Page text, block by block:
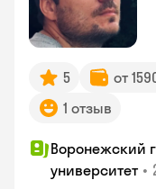
5 от
1 отзыв
Воронежский
университет •